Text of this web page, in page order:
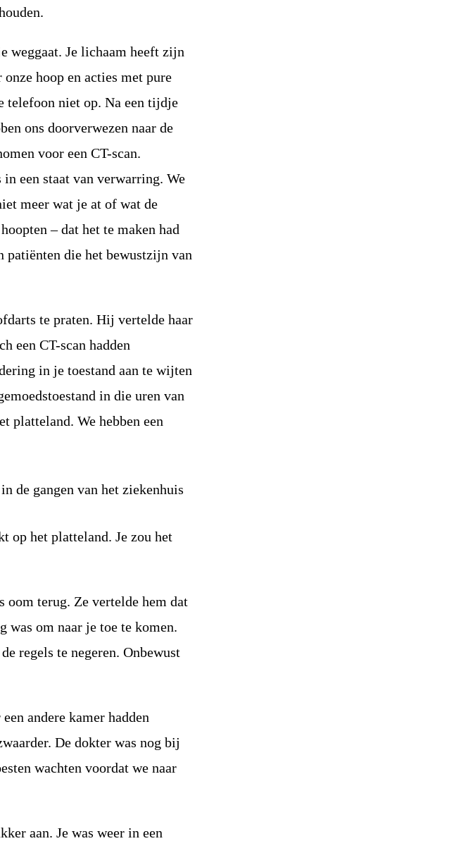
weggaat. Je lichaam heeft zijn
hoop en acties met pure
telefoon niet op. Na een tijdje
ons doorverwezen naar de
voor een CT-scan.
een staat van verwarring. We
meer wat je at of wat de
– dat het te maken had
patiënten die het bewustzijn van
te praten. Hij vertelde haar
een CT-scan hadden
in je toestand aan te wijten
in die uren van
platteland. We hebben een
op het platteland. Je zou het
oom terug. Ze vertelde hem dat
was om naar je toe te komen.
regels te negeren. Onbewust
andere kamer hadden
De dokter was nog bij
wachten voordat we naar
aan. Je was weer in een